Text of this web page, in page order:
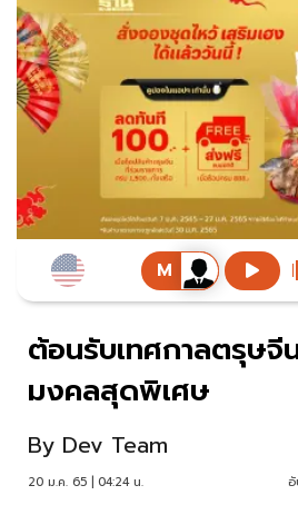
ต้อนรับเทศกาลตรุษจี
มงคลสุดพิเศษ
By Dev Team
20 ม.ค. 65 | 04:24 น.